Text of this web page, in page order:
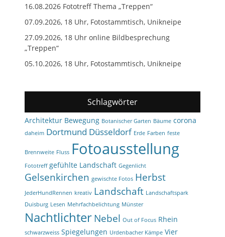
16.08.2026 Fototreff Thema „Treppen“
07.09.2026, 18 Uhr, Fotostammtisch, Unikneipe
27.09.2026, 18 Uhr online Bildbesprechung
„Treppen“
05.10.2026, 18 Uhr, Fotostammtisch, Unikneipe
Schlagwörter
Architektur Bewegung Botanischer Garten Bäume corona
daheim Dortmund Düsseldorf Erde Farben feste
Brennweite Fluss Fotoausstellung
Fototreff gefühlte Landschaft Gegenlicht
Gelsenkirchen gewischte Fotos Herbst
JederHundRennen kreativ Landschaft Landschaftspark
Duisburg Lesen Mehrfachbelichtung Münster
NachtlichterNebel Out of Focus Rhein
schwarzweiss Spiegelungen Urdenbacher Kämpe Vier